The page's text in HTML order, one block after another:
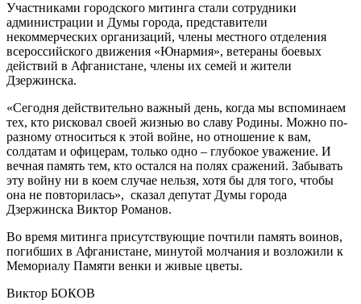
Участниками городского митинга стали сотрудники
администрации и Думы города, представители
некоммерческих организаций, члены местного отделения
всероссийского движения «Юнармия», ветераны боевых
действий в Афганистане, члены их семей и жители
Дзержинска.
«Сегодня действительно важный день, когда мы вспоминаем
тех, кто рисковал своей жизнью во славу Родины. Можно по­
разному относиться к этой войне, но отношение к вам,
солдатам и офицерам, только одно – глубокое уважение. И
вечная память тем, кто остался на полях сражений. Забывать
эту войну ни в коем случае нельзя, хотя бы для того, чтобы
она не повторилась», ­ сказал депутат Думы города
Дзержинска Виктор Романов.
Во время митинга присутствующие почтили память воинов,
погибших в Афганистане, минутой молчания и возложили к
Мемориалу Памяти венки и живые цветы.
Виктор БОКОВ